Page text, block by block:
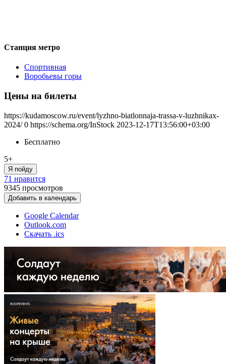
Станция метро
Спортивная
Воробьевы горы
Цены на билеты
https://kudamoscow.ru/event/lyzhno-biatlonnaja-trassa-v-luzhnikax-
2024/ 0 https://schema.org/InStock 2023-12-17T13:56:00+03:00
Бесплатно
5+
Я пойду
71 нравится
9345 просмотров
Добавить в календарь
Google Calendar
Outlook.com
Скачать .ics